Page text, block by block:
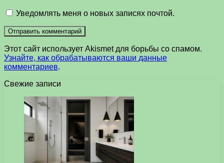
Уведомлять меня о новых записях почтой.
Этот сайт использует Akismet для борьбы со спамом.
Узнайте, как обрабатываются ваши данные
комментариев.
Свежие записи